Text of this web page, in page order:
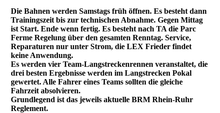
Die Bahnen werden Samstags früh öffnen. Es besteht dann
Trainingszeit bis zur technischen Abnahme. Gegen Mittag
ist Start. Ende wenn fertig. Es besteht nach TA die Parc
Ferme Regelung über den gesamten Renntag. Service,
Reparaturen nur unter Strom, die LEX Frieder findet
keine Anwendung.
Es werden vier Team-Langstreckenrennen veranstaltet, die
drei besten Ergebnisse werden im Langstrecken Pokal
gewertet. Alle Fahrer eines Teams sollten die gleiche
Fahrzeit absolvieren.
Grundlegend ist das jeweils aktuelle BRM Rhein-Ruhr
Reglement.